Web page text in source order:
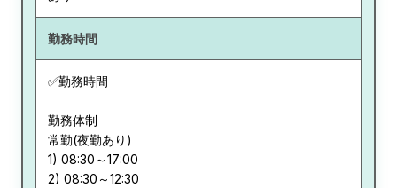
勤務時間
✅勤務時間
勤務体制
常勤(夜勤あり)
1) 08:30～17:00
2) 08:30～12:30